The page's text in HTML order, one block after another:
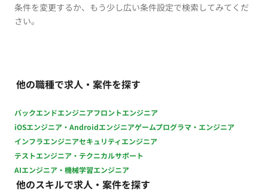
条件を変更するか、もう少し広い条件設定で検索してみてくだ
さい。
他の職種で求人・案件を探す
バックエンドエンジニアフロントエンジニア
iOSエンジニア・Androidエンジニアゲームプログラマ・エンジニア
インフラエンジニアセキュリティエンジニア
テストエンジニア・テクニカルサポート
AIエンジニア・機械学習エンジニア
他のスキルで求人・案件を探す